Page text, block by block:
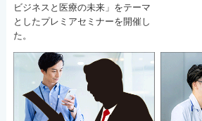
ビジネスと医療の未来」をテーマ
としたプレミアセミナーを開催し
た。